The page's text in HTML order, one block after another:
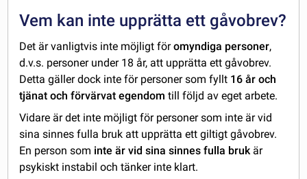
Vem kan inte upprätta ett gåvobrev?
Det är vanligtvis inte möjligt föromyndiga personer,
d.v.s. personer under 18 år, att upprätta ett gåvobrev.
Detta gäller dock inte för personer som fyllt 16 år och
tjänat och förvärvat egendom till följd av eget arbete.
Vidare är det inte möjligt för personer som inte är vid
sina sinnes fulla bruk att upprätta ett giltigt gåvobrev.
En person som inte är vid sina sinnes fulla bruk är
psykiskt instabil och tänker inte klart.